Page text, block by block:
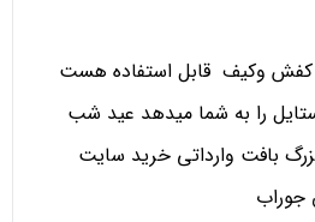
کفش وکیف قابل استفاده هست
را به شما میدهد عید شب
بافت وارداتی خرید سایت
جوراب